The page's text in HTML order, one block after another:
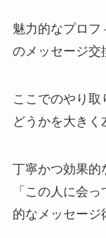
魅力的なプロフ
のメッセージ交
ここでのやり
どうかを大きく
丁寧かつ効果的
「この人に会
的なメッセージ